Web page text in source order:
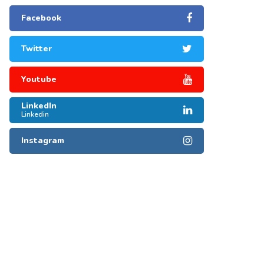
Facebook
Twitter
Youtube
LinkedIn
Linkedin
Instagram